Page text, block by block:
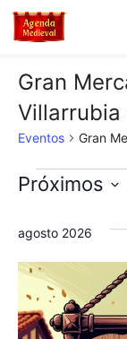
Saltar
Gran
Villarrubia
Eventos Gran
Eventos
Próximos
e
e
c
agosto 2026